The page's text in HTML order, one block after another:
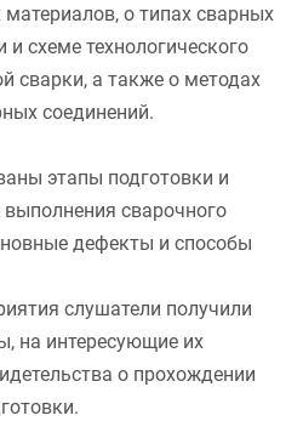
о типах сварных
схеме технологического
сварки, а также о методах
соединений.
этапы подготовки и
сварочного
дефекты и способы
слушатели получили
на интересующие их
о прохождении